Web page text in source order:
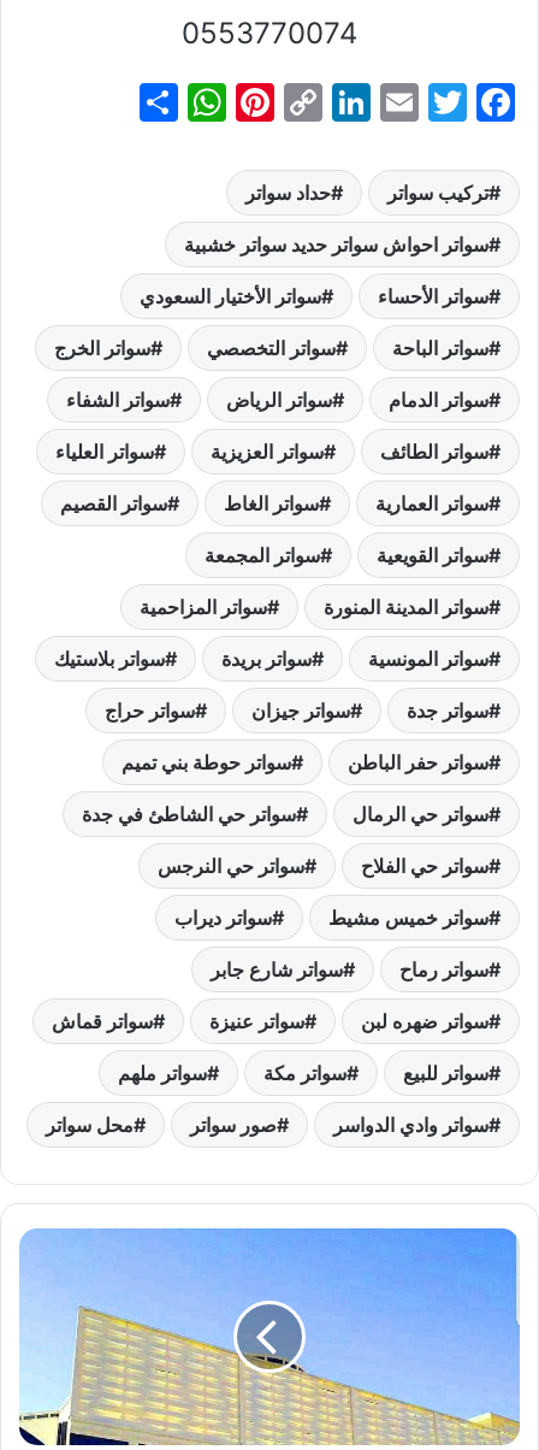
0553770074
F
c
e
b
o
o
k
T
itt
er
E
ai
l
Li
k
e
dI
n
C
p
y
Li
n
k
Pi
er
e
st
W
s
A
p
p
تركيب سواتر حداد سواتر
سواتر احواش سواتر حديد سواتر خشبية
سواتر الأحساء سواتر الأختيار السعودي
سواتر الباحة سواتر التخصصي سواتر الخرج
سواتر الدمام سواتر الرياض سواتر الشفاء
سواتر الطائف سواتر العزيزية سواتر العلياء
سواتر العمارية سواتر الغاط سواتر القصيم
سواتر القويعية سواتر المجمعة
سواتر المدينة المنورة سواتر المزاحمية
سواتر المونسية سواتر بريدة سواتر بلاستيك
سواتر جدة سواتر جيزان سواتر حراج
سواتر حفر الباطن سواتر حوطة بني تميم
سواتر حي الرمال سواتر حي الشاطئ في جدة
سواتر حي الفلاح سواتر حي النرجس
سواتر خميس مشيط سواتر ديراب
سواتر رماح سواتر شارع جابر
سواتر ضهره لبن سواتر عنيزة سواتر قماش
سواتر للبيع سواتر مكة سواتر ملهم
سواتر وادي الدواسر صور سواتر محل سواتر